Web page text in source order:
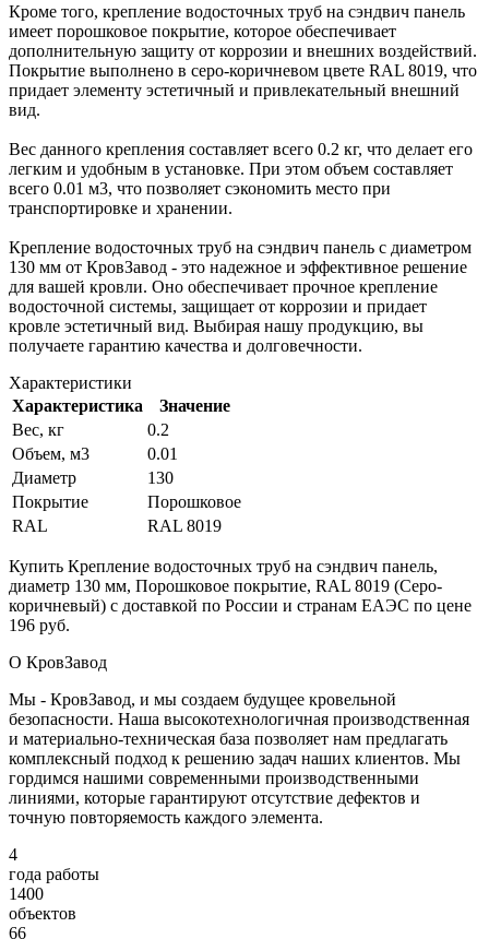
Кроме того, крепление водосточных труб на сэндвич панель
имеет порошковое покрытие, которое обеспечивает
дополнительную защиту от коррозии и внешних воздействий.
Покрытие выполнено в серо-коричневом цвете RAL 8019, что
придает элементу эстетичный и привлекательный внешний
вид.
Вес данного крепления составляет всего 0.2 кг, что делает его
легким и удобным в установке. При этом объем составляет
всего 0.01 м3, что позволяет сэкономить место при
транспортировке и хранении.
Крепление водосточных труб на сэндвич панель с диаметром
130 мм от КровЗавод - это надежное и эффективное решение
для вашей кровли. Оно обеспечивает прочное крепление
водосточной системы, защищает от коррозии и придает
кровле эстетичный вид. Выбирая нашу продукцию, вы
получаете гарантию качества и долговечности.
Характеристики
Характеристика
Значение
Вес, кг
0.2
Объем, м3
0.01
Диаметр
130
Покрытие
Порошковое
RAL
RAL 8019
Купить Крепление водосточных труб на сэндвич панель,
диаметр 130 мм, Порошковое покрытие, RAL 8019 (Серо-
коричневый) с доставкой по России и странам ЕАЭС по цене
196 руб.
О КровЗавод
Мы - КровЗавод, и мы создаем будущее кровельной
безопасности. Наша высокотехнологичная производственная
и материально-техническая база позволяет нам предлагать
комплексный подход к решению задач наших клиентов. Мы
гордимся нашими современными производственными
линиями, которые гарантируют отсутствие дефектов и
точную повторяемость каждого элемента.
4
года работы
1400
объектов
66